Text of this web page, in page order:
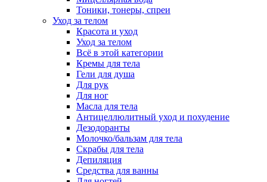
Тоники, тонеры, спреи
Уход за телом
Красота и уход
Уход за телом
Всё в этой категории
Кремы для тела
Гели для душа
Для рук
Для ног
Масла для тела
Антицеллюлитный уход и похудение
Дезодоранты
Молочко/бальзам для тела
Скрабы для тела
Депиляция
Средства для ванны